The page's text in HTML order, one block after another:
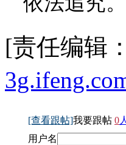
[责任编辑
[查看跟帖]我要跟帖 0
用户名